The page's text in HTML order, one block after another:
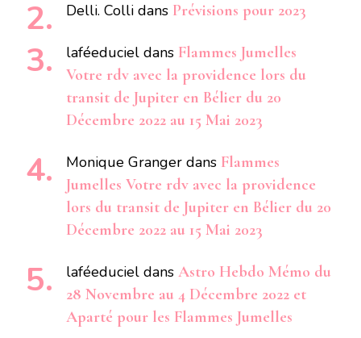
Delli. Colli dans Prévisions pour 2023
laféeduciel dans Flammes Jumelles
Votre rdv avec la providence lors du
transit de Jupiter en Bélier du 20
Décembre 2022 au 15 Mai 2023
Monique Granger dans Flammes
Jumelles Votre rdv avec la providence
lors du transit de Jupiter en Bélier du 20
Décembre 2022 au 15 Mai 2023
laféeduciel dans Astro Hebdo Mémo du
28 Novembre au 4 Décembre 2022 et
Aparté pour les Flammes Jumelles